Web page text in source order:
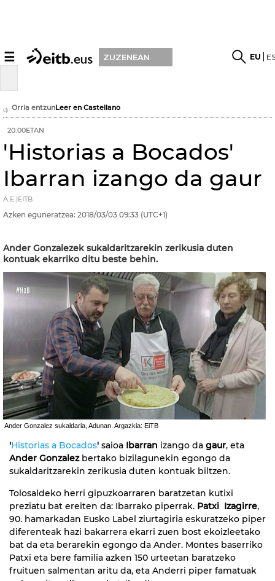
☰ ZUZENEAN EU
Orria entzunLeer en Castellano
20:00ETAN
'Historias a Bocados'
Ibarran izango da gaur
A.E.|EITB
Azken eguneratzea: 2018/03/03 09:33 (UTC+1)
Ander Gonzalezek sukaldaritzarekin zerikusia duten
kontuak ekarriko ditu beste behin.
Ander Gonzalez sukaldaria, Adunan. Argazkia: EiTB
'Historias a Bocados' saioa Ibarran izango da gaur, eta
Ander Gonzalezbertako bizilagunekin egongo da
sukaldaritzarekin zerikusia duten kontuak biltzen.
Tolosaldeko herri gipuzkoarraren baratzetan kutixi
preziatu bat ereiten da: Ibarrako piperrak. Patxi Izagirre,
90. hamarkadan Eusko Label ziurtagiria eskuratzeko piper
diferenteak hazi bakarrera ekarri zuen bost ekoizleetako
bat da eta berarekin egongo da Ander. Montes baserriko
Patxi eta bere familia azken 150 urteetan baratzeko
fruituen salmentan aritu da, eta Anderri piper famatuak